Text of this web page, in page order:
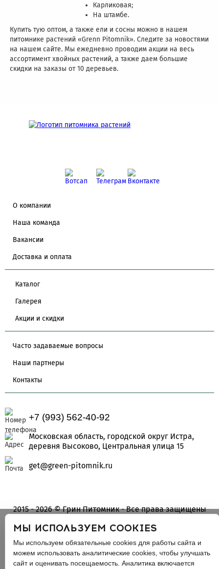
Карликовая;
На штамбе.
Купить тую оптом, а также ели и сосны можно в нашем
питомнике растений «Grenn Pitomnik». Следите за новостями
на нашем сайте. Мы ежедневно проводим акции на весь
ассортимент хвойных растений, а также даем большие
скидки на заказы от 10 деревьев.
О компании
Наша команда
Вакансии
Доставка и оплата
Каталог
Галерея
Акции и скидки
Часто задаваемые вопросы
Наши партнеры
Контакты
+7 (993) 562-40-92
Московская область, городской округ Истра,
деревня Высоково, Центральная улица 15
get@green-pitomnik.ru
2015 - 2026 © Грин Питомник - Все права защищены
ИП Крылова Елена Александровна
ИНН: 670801484347
ОГРН: 323673300001687
МЫ ИСПОЛЬЗУЕМ COOKIES
Мы используем обязательные cookies для работы сайта и
можем использовать аналитические cookies, чтобы улучшать
сайт и оценивать посещаемость. Аналитика включается